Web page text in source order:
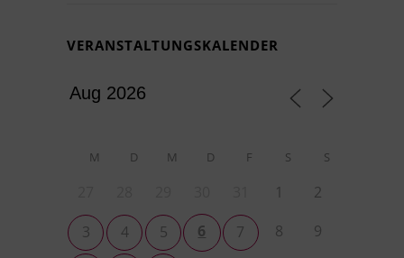
VERANSTALTUNGSKALENDER
M D M D F S S
1
2
3
4 5 6 7 8
9